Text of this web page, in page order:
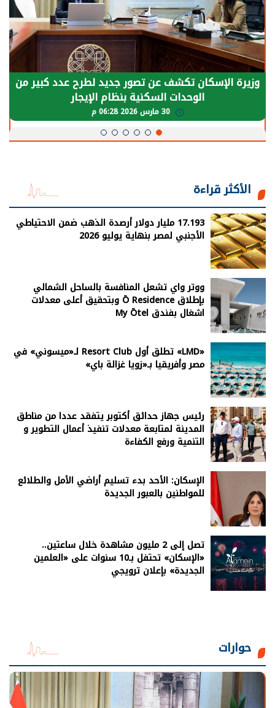
وزيرة الإسكان تكشف عن تصور جديد لطرح عدد كبير من
الوحدات السكنية بنظام الإيجار
الأكثر قراءة
17.193 مليار دولار أرصدة الذهب ضمن الاحتياطي
الأجنبي لمصر بنهاية يوليو 2026
ووتر واي تشعل المنافسة بالساحل الشمالي
بإطلاق Ō Residence وبتحقيق أعلى معدلات
اشغال بفندق My Ōtel
«LMD» تطلق أول Resort Club لـ«ميسوني» في
مصر وأفريقيا بـ«زويا غزالة باي»
رئيس جهاز حدائق أكتوبر يتفقد عددا من مناطق
المدينة لمتابعة معدلات تنفيذ أعمال التطوير و
التنمية ورفع الكفاءة
الإسكان: الأحد بدء تسليم أراضي الأمل والطلائع
للمواطنين بالعبور الجديدة
تصل إلى 2 مليون مشاهدة خلال ساعتين..
«الإسكان» تحتفل بـ10 سنوات على «العلمين
الجديدة» بإعلان ترويجي
حوارات